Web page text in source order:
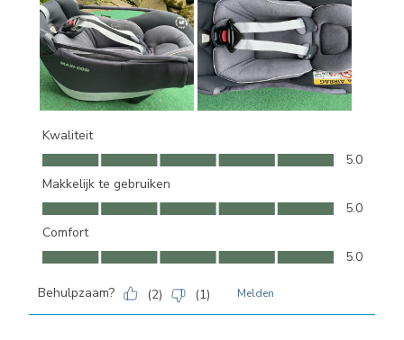
Kwaliteit
Kwaliteit, 5.0 van 5
5.0
Makkelijk te gebruiken
Makkelijk te gebruiken, 5.0 van 5
5.0
Comfort
Comfort, 5.0 van 5
5.0
Behulpzaam? (2) (1) Melden